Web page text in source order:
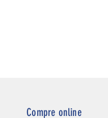
Compre online